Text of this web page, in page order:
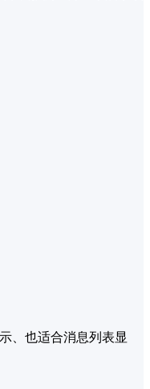
、也适合消息列表显